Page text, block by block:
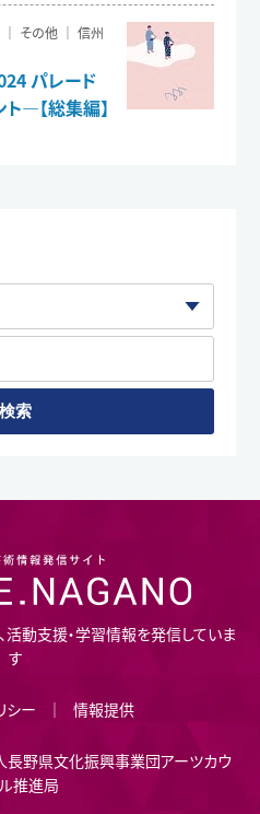
｜ その他 ｜ 信州
パレード
―【総集編】
動支援・学習情報を発信していま
す
シー 情報提供
長野県文化振興事業団アーツカウ
推進局